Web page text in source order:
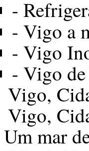
-
- Vigo a
- Vigo
- Vigo
Vigo,
Vigo,
Um mar